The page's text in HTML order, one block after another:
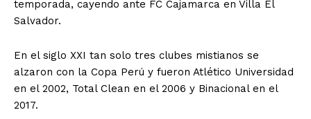
temporada, cayendo ante FC Cajamarca en Villa El
Salvador.
En el siglo XXI tan solo tres clubes mistianos se
alzaron con la Copa Perú y fueron Atlético Universidad
en el 2002, Total Clean en el 2006 y Binacional en el
2017.